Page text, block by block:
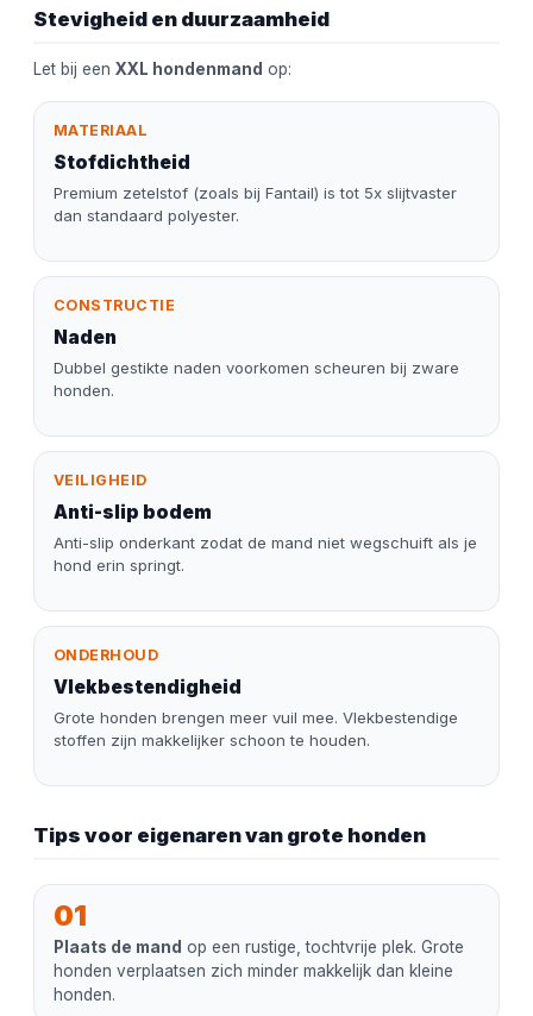
Stevigheid en duurzaamheid
Let bij een XXL hondenmand op:
MATERIAAL
Stofdichtheid
Premium zetelstof (zoals bij Fantail) is tot 5x slijtvaster
dan standaard polyester.
CONSTRUCTIE
Naden
Dubbel gestikte naden voorkomen scheuren bij zware
honden.
VEILIGHEID
Anti-slip bodem
Anti-slip onderkant zodat de mand niet wegschuift als je
hond erin springt.
ONDERHOUD
Vlekbestendigheid
Grote honden brengen meer vuil mee. Vlekbestendige
stoffen zijn makkelijker schoon te houden.
Tips voor eigenaren van grote honden
01
Plaats de mand op een rustige, tochtvrije plek. Grote
honden verplaatsen zich minder makkelijk dan kleine
honden.